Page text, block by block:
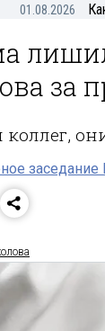
01.08.2026
за
коллег,